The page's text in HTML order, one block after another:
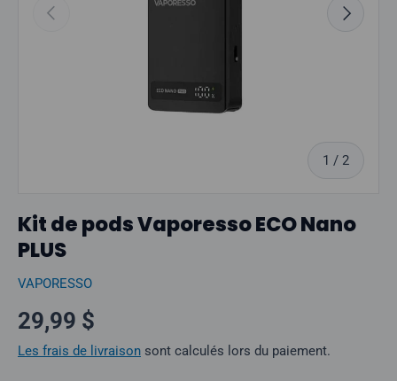
Précédent
1 / sur
2
Suivant
Kit de pods Vaporesso ECO Nano
PLUS
VAPORESSO
Prix normal
29,99 $
Les frais de livraison sont calculés lors du paiement.